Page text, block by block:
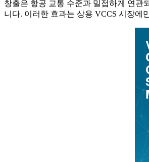
창출은 항공 교통 수준과 밀접하게 연관
니다. 이러한 효과는 상용 VCCS 시장에